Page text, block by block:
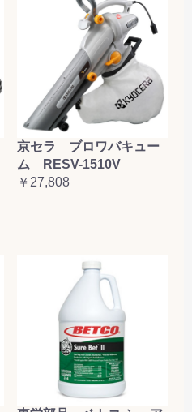
京セラ ブロワバキュー
ム RESV-1510V
￥27,808